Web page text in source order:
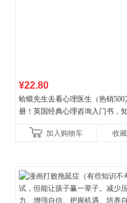
¥22.80
蛤蟆先生去看心理医生（热销500
册！英国经典心理咨询入门书，
加入购物车
收藏